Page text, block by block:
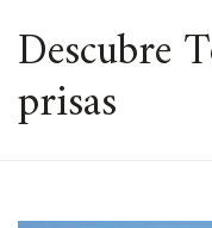
Descubre
prisas